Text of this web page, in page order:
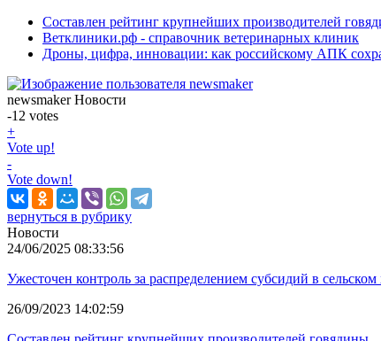
Составлен рейтинг крупнейших производителей
Ветклиники.рф - справочник ветеринарных клиник
Дроны, цифра, инновации: как российскому АПК
newsmaker Новости
-12 votes
+
Vote up!
-
Vote down!
вернуться в рубрику
Новости
24/06/2025 08:33:56
Ужесточен контроль за распределением субсидий в сельском
26/09/2023 14:02:59